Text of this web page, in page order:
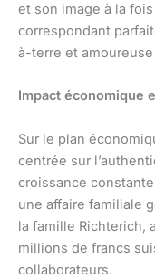
et son image à la
correspondant
à-terre et
Impact économique
Sur le plan
centrée sur
croissance
une affaire familiale
la famille Richterich,
millions de francs
collaborateurs.